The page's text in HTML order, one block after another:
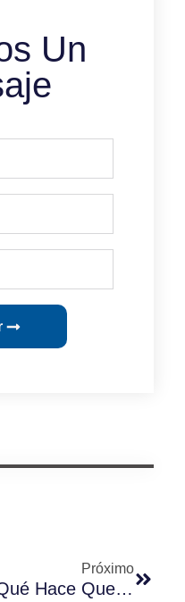
Un
Próximo
¿Qué Hace Que Los Fotocontroladores De Long-Join Se Destaquen En El Mercado?